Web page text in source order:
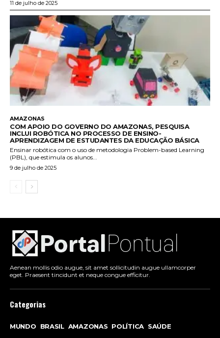
11 de julho de 2025
AMAZONAS
COM APOIO DO GOVERNO DO AMAZONAS, PESQUISA
INCLUI ROBÓTICA NO PROCESSO DE ENSINO-
APRENDIZAGEM DE ESTUDANTES DA EDUCAÇÃO BÁSICA
Ensinar robótica com o uso de metodologia Problem-based Learning
(PBL), que estimula os alunos...
9 de julho de 2025
Aenean mollis odio augue, sit amet sollicitudin augue ullamcorper
eget. Praesent tincidunt et neque congue efficitur.
Categorias
MUNDO BRASIL AMAZONAS POLÍTICA SAÚDE